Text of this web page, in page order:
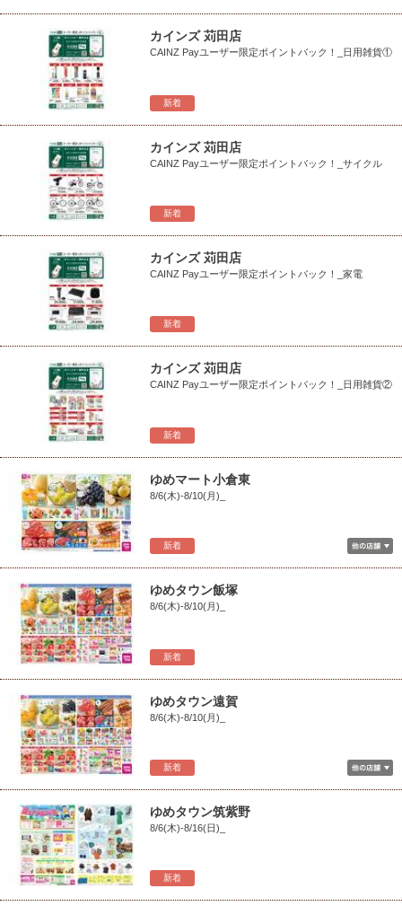
新着
カインズ 苅田店
CAINZ Payユーザー限定ポイントバック！_日用雑貨①
新着
カインズ 苅田店
CAINZ Payユーザー限定ポイントバック！_サイクル
新着
カインズ 苅田店
CAINZ Payユーザー限定ポイントバック！_家電
新着
カインズ 苅田店
CAINZ Payユーザー限定ポイントバック！_日用雑貨②
新着
ゆめマート小倉東
8/6(木)-8/10(月)_
新着
ゆめタウン飯塚
8/6(木)-8/10(月)_
新着
ゆめタウン遠賀
8/6(木)-8/10(月)_
新着
ゆめタウン筑紫野
8/6(木)-8/16(日)_